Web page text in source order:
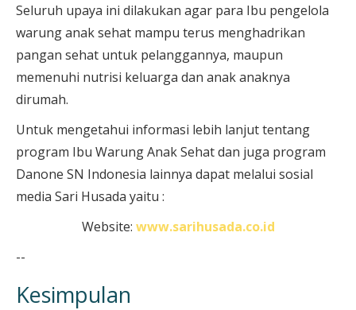
Seluruh upaya ini dilakukan agar para Ibu pengelola
warung anak sehat mampu terus menghadrikan
pangan sehat untuk pelanggannya, maupun
memenuhi nutrisi keluarga dan anak anaknya
dirumah.
Untuk mengetahui informasi lebih lanjut tentang
program Ibu Warung Anak Sehat dan juga program
Danone SN Indonesia lainnya dapat melalui sosial
media Sari Husada yaitu :
Website: www.sarihusada.co.id
--
Kesimpulan